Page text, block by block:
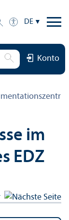
DE
Konto
im
EDZ